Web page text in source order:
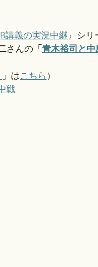
講義の実況中継』シリ
さんの 「 青木裕司と
」はこちら ）
戦